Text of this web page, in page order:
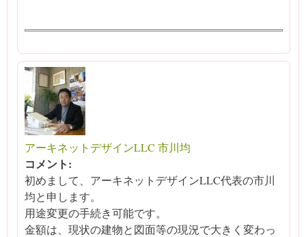
アーキネットデザインLLC 市川均
コメント:
初めまして、アーキネットデザインLLC代表の市川
均と申します。
用途変更の手続き可能です。
金額は、現状の建物と図面等の現況で大きく変わっ